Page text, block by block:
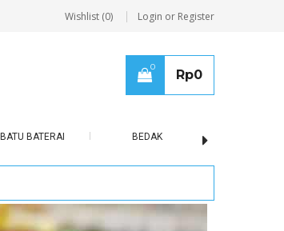
Wishlist (0) Login or Register
0
Rp0
BATU BATERAI BEDAK